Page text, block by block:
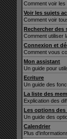
Comment voir les
Voir les sujets
Comment voir
Rechercher des
Comment utiliser
Connexion et
Comment vous
Mon assistant
Un guide pour
Ecriture
Un guide des
La liste des
Explication des
Les options des
Un guide des
Calendrier
Plus